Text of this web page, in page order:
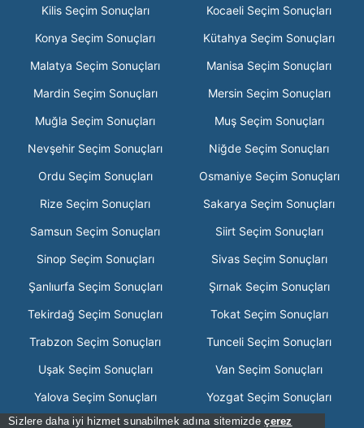
Sizlere daha iyi hizmet sunabilmek adına sitemizdeçerez
Kilis Seçim Sonuçları
Kocaeli Seçim Sonuçları
Konya Seçim Sonuçları
Kütahya Seçim Sonuçları
Malatya Seçim Sonuçları
Manisa Seçim Sonuçları
Mardin Seçim Sonuçları
Mersin Seçim Sonuçları
Muğla Seçim Sonuçları
Muş Seçim Sonuçları
Nevşehir Seçim Sonuçları
Niğde Seçim Sonuçları
Ordu Seçim Sonuçları
Osmaniye Seçim Sonuçları
Rize Seçim Sonuçları
Sakarya Seçim Sonuçları
Samsun Seçim Sonuçları
Siirt Seçim Sonuçları
Sinop Seçim Sonuçları
Sivas Seçim Sonuçları
Şanlıurfa Seçim Sonuçları
Şırnak Seçim Sonuçları
Tekirdağ Seçim Sonuçları
Tokat Seçim Sonuçları
Trabzon Seçim Sonuçları
Tunceli Seçim Sonuçları
Uşak Seçim Sonuçları
Van Seçim Sonuçları
Yalova Seçim Sonuçları
Yozgat Seçim Sonuçları
Zonguldak Seçim Sonuçları